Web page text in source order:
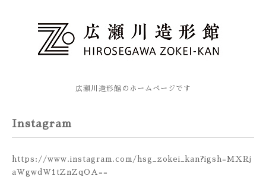
広瀬川造形館のホームページです
Instagram
https://www.instagram.com/hsg_zokei_kan?igsh=MXRj
aWgwdW1tZnZqOA==